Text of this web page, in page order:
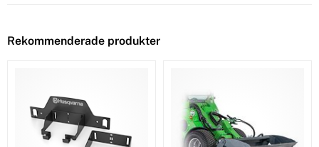
Rekommenderade produkter